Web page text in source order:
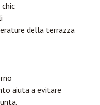
della terrazza
aiuta a evitare